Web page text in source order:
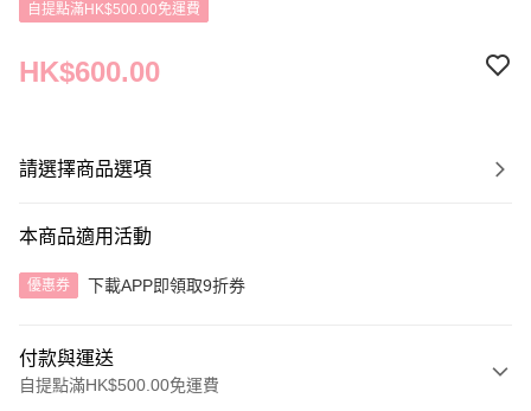
自提點滿HK$500.00免運費
HK$600.00
請選擇商品選項
本商品適用活動
優惠券 下載APP即領取9折券
付款與運送
自提點滿HK$500.00免運費